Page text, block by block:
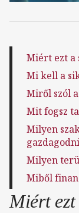
Miért ezt a
Mi kell a
Miről szól
Mit fogsz
Milyen
Milyen
Miből
Miért ezt